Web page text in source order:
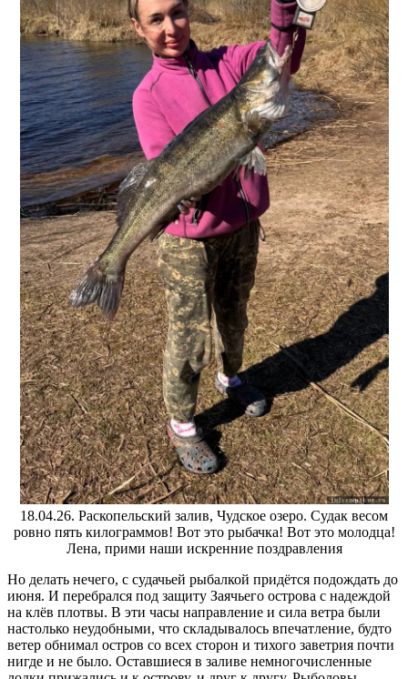
18.04.26. Раскопельский залив, Чудское озеро. Судак весом
ровно пять килограммов! Вот это рыбачка! Вот это молодца!
Лена, прими наши искренние поздравления
Но делать нечего, с судачьей рыбалкой придётся подождать до
июня. И перебрался под защиту Заячьего острова с надеждой
на клёв плотвы. В эти часы направление и сила ветра были
настолько неудобными, что складывалось впечатление, будто
ветер обнимал остров со всех сторон и тихого заветрия почти
нигде и не было. Оставшиеся в заливе немногочисленные